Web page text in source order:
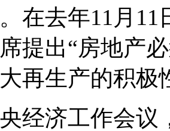
在去年11月
席提出“房地产
再生产的积极
经济工作会议